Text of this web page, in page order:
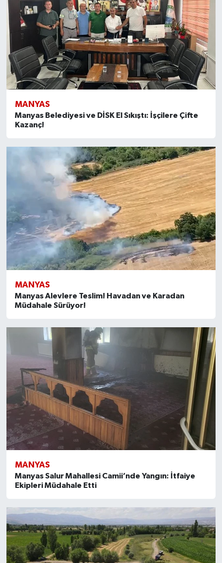
MANYAS
Manyas Belediyesi ve DİSK El Sıkıştı: İşçilere Çifte
Kazanç!
MANYAS
Manyas Alevlere Teslim! Havadan ve Karadan
Müdahale Sürüyor!
MANYAS
Manyas Salur Mahallesi Camii’nde Yangın: İtfaiye
Ekipleri Müdahale Etti